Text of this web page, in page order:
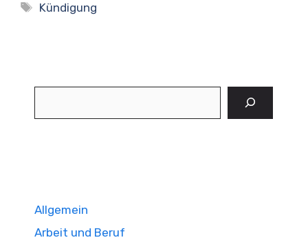
Schlagwörter
Kündigung
Allgemein
Arbeit und Beruf